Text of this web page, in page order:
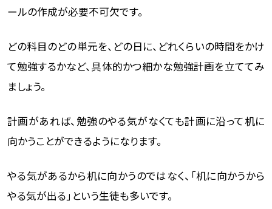
ールの作成が必要不可欠です。
どの科目のどの単元を、どの日に、どれくらいの時間をかけ
て勉強するかなど、具体的かつ細かな勉強計画を立ててみ
ましょう。
計画があれば、勉強のやる気がなくても計画に沿って机に
向かうことができるようになります。
やる気があるから机に向かうのではなく、「机に向かうから
やる気が出る」という生徒も多いです。